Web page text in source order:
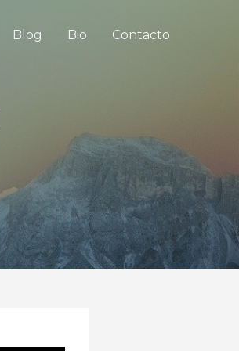
Blog Bio Contacto